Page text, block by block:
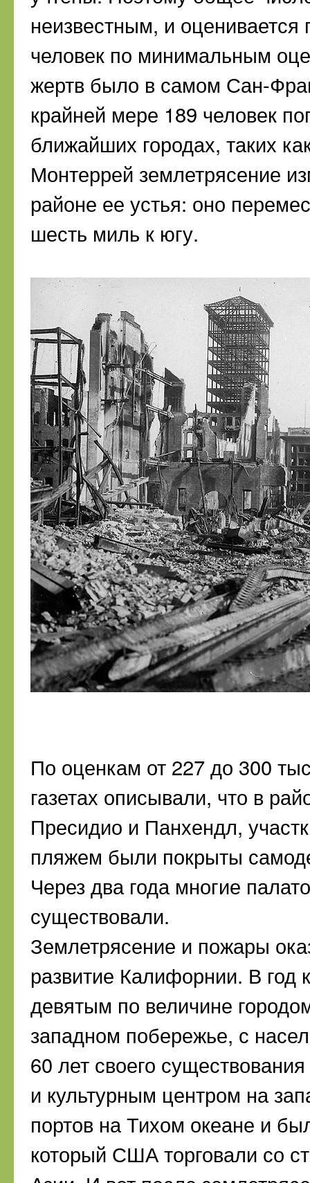
неизвестным, и оценивается
человек по минимальным
жертв было в самом Сан-
крайней мере 189 человек
ближайших городах, таких
Монтеррей землетрясение
районе ее устья: оно
шесть миль к югу.
По оценкам от 227 до 300
газетах описывали, что в
Пресидио и Панхендл,
пляжем были покрыты
Через два года многие
существовали.
Землетрясение и пожары
развитие Калифорнии. В
девятым по величине
западном побережье, с
60 лет своего
и культурным центром на
портов на Тихом океане и
который США торговали со